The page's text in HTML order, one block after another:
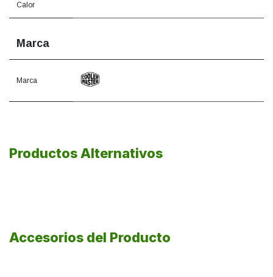
Calor
Marca
Marca
Productos Alternativos
Accesorios del Producto